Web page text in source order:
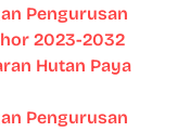
Pengurusan
2023-2032
Hutan Paya
Pengurusan